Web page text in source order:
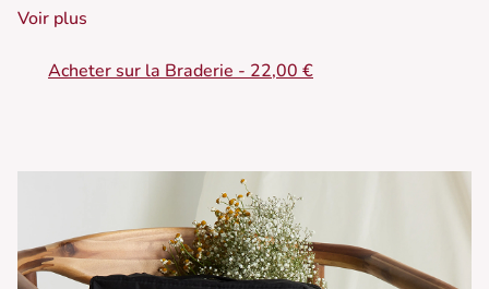
• Jean coupe large
• Taille haute flatteuse
Voir plus
Acheter sur la Braderie - 22,00 €